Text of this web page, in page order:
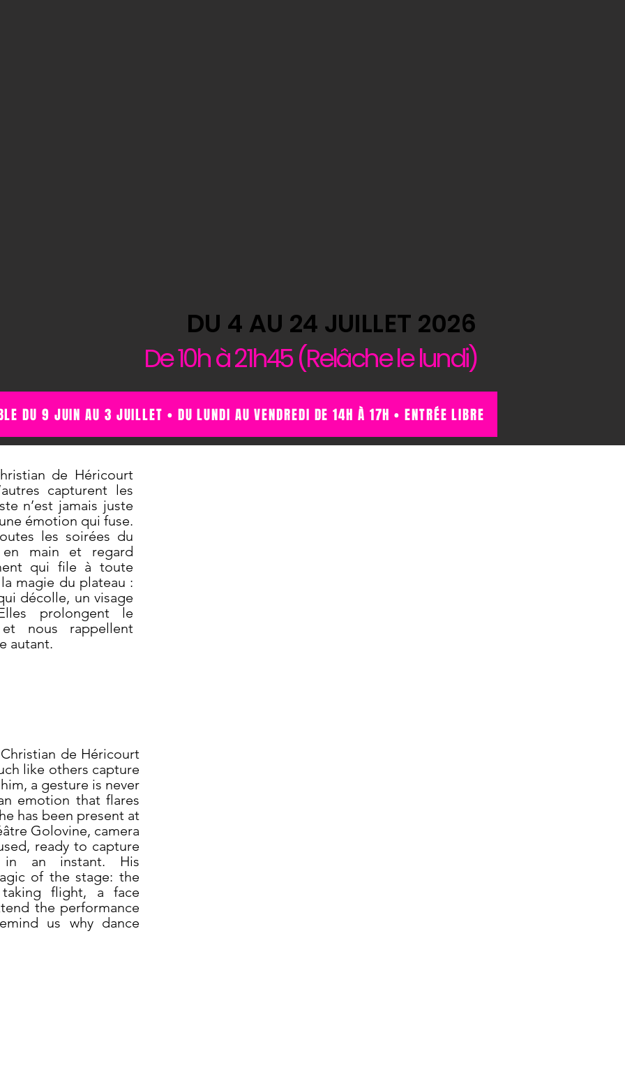
DU 4 AU 24 JUILLET 2026
De 10h à 21h45 (Relâche le lundi)
DU 9 JUIN AU 3 JUILLET • DU LUNDI AU VENDREDI DE 14H À 17H • ENTRÉE LIBRE
de Héricourt
capturent les
n’est jamais juste
émotion qui fuse.
les soirées du
en main et regard
qui file à toute
magie du plateau :
décolle, un visage
prolongent le
nous rappellent
autant.
de Héricourt
like others capture
a gesture is never
emotion that flares
has been present at
Golovine, camera
ready to capture
in an instant. His
of the stage: the
flight, a face
the performance
us why dance